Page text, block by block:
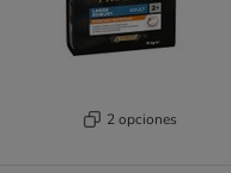
2 opciones